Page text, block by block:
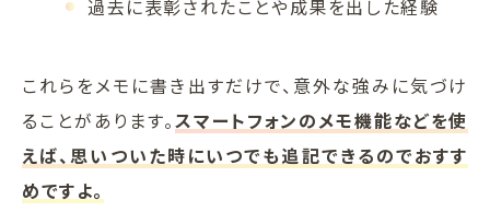
過去に表彰されたことや成果を出した経験
これらをメモに書き出すだけで、意外な強みに気づけ
ることがあります。スマートフォンのメモ機能などを使
えば、思いついた時にいつでも追記できるのでおすす
めですよ。